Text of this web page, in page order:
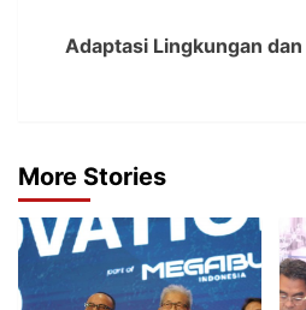
Adaptasi Lingkungan
More Stories